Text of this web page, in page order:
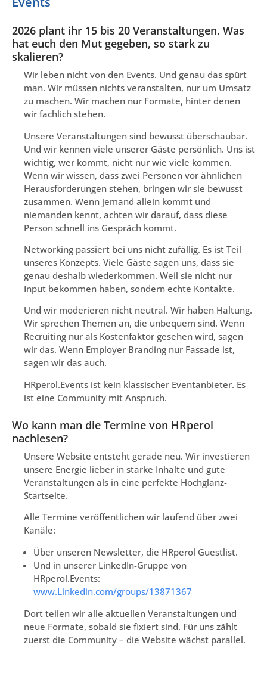
2026 plant ihr 15 bis 20 Veranstaltungen. Was
hat euch den Mut gegeben, so stark zu
skalieren?
Wir leben nicht von den Events. Und genau das spürt
man. Wir müssen nichts veranstalten, nur um Umsatz
zu machen. Wir machen nur Formate, hinter denen
wir fachlich stehen.
Unsere Veranstaltungen sind bewusst überschaubar.
Und wir kennen viele unserer Gäste persönlich. Uns ist
wichtig, wer kommt, nicht nur wie viele kommen.
Wenn wir wissen, dass zwei Personen vor ähnlichen
Herausforderungen stehen, bringen wir sie bewusst
zusammen. Wenn jemand allein kommt und
niemanden kennt, achten wir darauf, dass diese
Person schnell ins Gespräch kommt.
Networking passiert bei uns nicht zufällig. Es ist Teil
unseres Konzepts. Viele Gäste sagen uns, dass sie
genau deshalb wiederkommen. Weil sie nicht nur
Input bekommen haben, sondern echte Kontakte.
Und wir moderieren nicht neutral. Wir haben Haltung.
Wir sprechen Themen an, die unbequem sind. Wenn
Recruiting nur als Kostenfaktor gesehen wird, sagen
wir das. Wenn Employer Branding nur Fassade ist,
sagen wir das auch.
HRperol.Events ist kein klassischer Eventanbieter. Es
ist eine Community mit Anspruch.
Wo kann man die Termine von HRperol
nachlesen?
Unsere Website entsteht gerade neu. Wir investieren
unsere Energie lieber in starke Inhalte und gute
Veranstaltungen als in eine perfekte Hochglanz-
Startseite.
Alle Termine veröffentlichen wir laufend über zwei
Kanäle:
Über unseren Newsletter, die HRperol Guestlist.
Und in unserer LinkedIn-Gruppe von
HRperol.Events:
www.Linkedin.com/groups/13871367
Dort teilen wir alle aktuellen Veranstaltungen und
neue Formate, sobald sie fixiert sind. Für uns zählt
zuerst die Community – die Website wächst parallel.